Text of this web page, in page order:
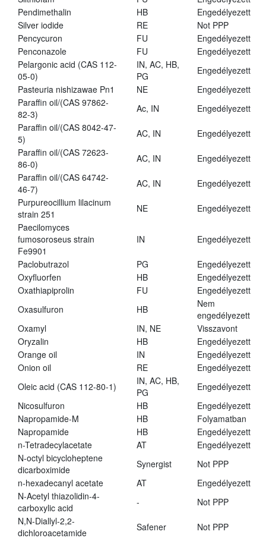
Pendimethalin
HB
Engedélyezett
Silver iodide
RE
Not PPP
Pencycuron
FU
Engedélyezett
Penconazole
FU
Engedélyezett
Pelargonic acid (CAS 112-
05-0)
IN, AC, HB,
PG
Engedélyezett
Pasteuria nishizawae Pn1
NE
Engedélyezett
Paraffin oil/(CAS 97862-
82-3)
Ac, IN
Engedélyezett
Paraffin oil/(CAS 8042-47-
5)
AC, IN
Engedélyezett
Paraffin oil/(CAS 72623-
86-0)
AC, IN
Engedélyezett
Paraffin oil/(CAS 64742-
46-7)
AC, IN
Engedélyezett
Purpureocillium lilacinum
strain 251
NE
Engedélyezett
Paecilomyces
fumosoroseus strain
Fe9901
IN Engedélyezett
Paclobutrazol PG
Engedélyezett
Oxyfluorfen
HB
Engedélyezett
Oxathiapiprolin
FU
Engedélyezett
Oxasulfuron
HB
Nem
engedélyezett
Oxamyl
IN, NE
Visszavont
Oryzalin
HB
Engedélyezett
Orange oil
IN
Engedélyezett
Onion oil
RE
Engedélyezett
Oleic acid (CAS 112-80-1)
IN, AC, HB,
PG
Engedélyezett
Nicosulfuron
HB
Engedélyezett
Napropamide-M
HB
Folyamatban
Napropamide
HB
Engedélyezett
n-Tetradecylacetate
AT
Engedélyezett
N-octyl bicycloheptene
dicarboximide
Synergist
Not PPP
n-hexadecanyl acetate
AT
Engedélyezett
N-Acetyl thiazolidin-4-
carboxylic acid
-
Not PPP
N,N-Diallyl-2,2-
dichloroacetamide
Safener
Not PPP